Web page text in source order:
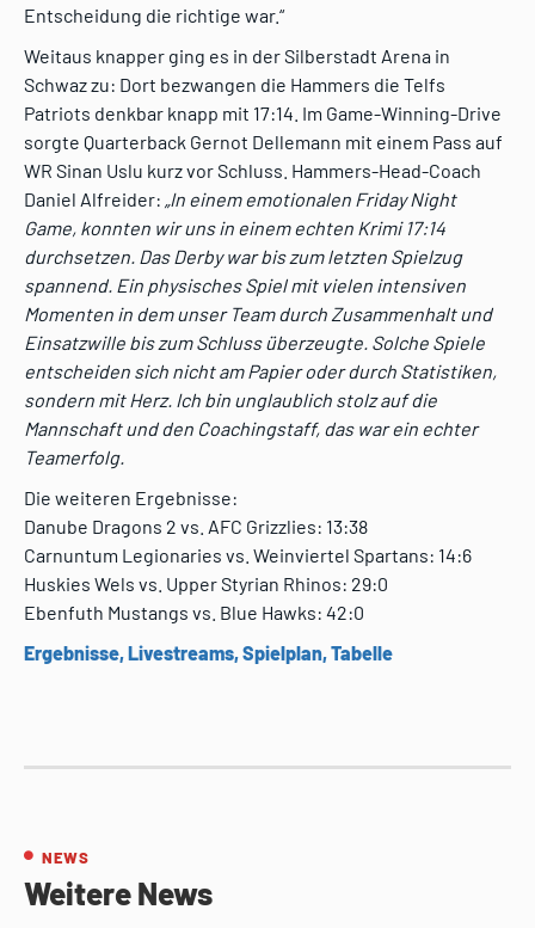
Entscheidung die richtige war.“
Weitaus knapper ging es in der Silberstadt Arena in
Schwaz zu: Dort bezwangen die Hammers die Telfs
Patriots denkbar knapp mit 17:14. Im Game-Winning-Drive
sorgte Quarterback Gernot Dellemann mit einem Pass auf
WR Sinan Uslu kurz vor Schluss. Hammers-Head-Coach
Daniel Alfreider: „In einem emotionalen Friday Night
Game, konnten wir uns in einem echten Krimi 17:14
durchsetzen. Das Derby war bis zum letzten Spielzug
spannend. Ein physisches Spiel mit vielen intensiven
Momenten in dem unser Team durch Zusammenhalt und
Einsatzwille bis zum Schluss überzeugte. Solche Spiele
entscheiden sich nicht am Papier oder durch Statistiken,
sondern mit Herz. Ich bin unglaublich stolz auf die
Mannschaft und den Coachingstaff, das war ein echter
Teamerfolg.
Die weiteren Ergebnisse:
Danube Dragons 2 vs. AFC Grizzlies: 13:38
Carnuntum Legionaries vs. Weinviertel Spartans: 14:6
Huskies Wels vs. Upper Styrian Rhinos: 29:0
Ebenfuth Mustangs vs. Blue Hawks: 42:0
Ergebnisse, Livestreams, Spielplan, Tabelle
NEWS
Weitere News